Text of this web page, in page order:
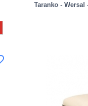
Taranko - Wersal